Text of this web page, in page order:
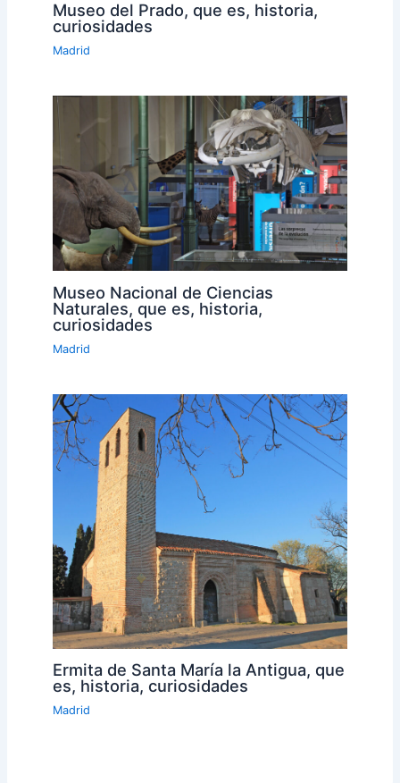
Museo del Prado, que es, historia,
curiosidades
Madrid
Museo Nacional de Ciencias
Naturales, que es, historia,
curiosidades
Madrid
Ermita de Santa María la Antigua, que
es, historia, curiosidades
Madrid